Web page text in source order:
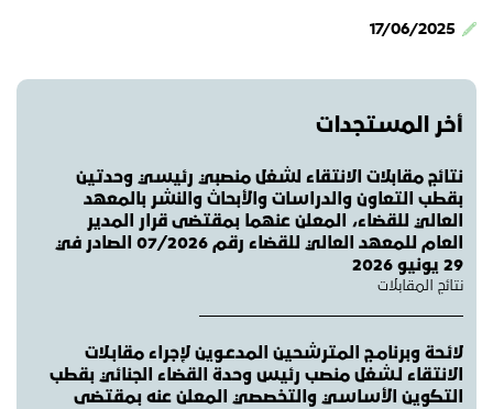
17/06/2025
أخر المستجدات
نتائج مقابلات الانتقاء لشغل منصبي رئيسي وحدتين
بقطب التعاون والدراسات والأبحاث والنشر بالمعهد
العالي للقضاء، المعلن عنهما بمقتضى قرار المدير
العام للمعهد العالي للقضاء رقم 07/2026 الصادر في
29 يونيو 2026
نتائج المقابلات
لائـحة وبرنامـج المترشحين المدعـوين لإجراء مقابـلات
الانتقاء لـشغل منصب رئيس وحدة القضاء الجنائي بقطب
التكوين الأساسي والتخصصي المعلن عنه بمقتضى